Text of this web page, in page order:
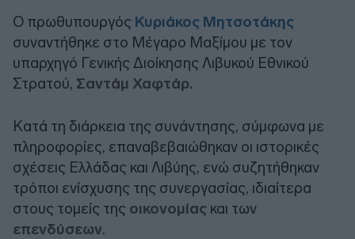
Ο πρωθυπουργός Κυριάκος Μητσοτάκης
συναντήθηκε στο Μέγαρο Μαξίμου με τον
υπαρχηγό Γενικής Διοίκησης Λιβυκού Εθνικού
Στρατού, Σαντάμ Χαφτάρ.
Κατά τη διάρκεια της συνάντησης, σύμφωνα με
πληροφορίες, επαναβεβαιώθηκαν οι ιστορικές
σχέσεις Ελλάδας και Λιβύης, ενώ συζητήθηκαν
τρόποι ενίσχυσης της συνεργασίας, ιδιαίτερα
στους τομείς της οικονομίας και των
επενδύσεων.